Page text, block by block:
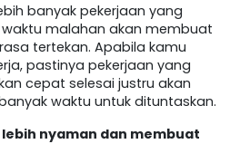
banyak pekerjaan yang
malahan akan membuat
tertekan. Apabila kamu
pastinya pekerjaan yang
cepat selesai justru akan
waktu untuk dituntaskan.
nyaman dan membuat